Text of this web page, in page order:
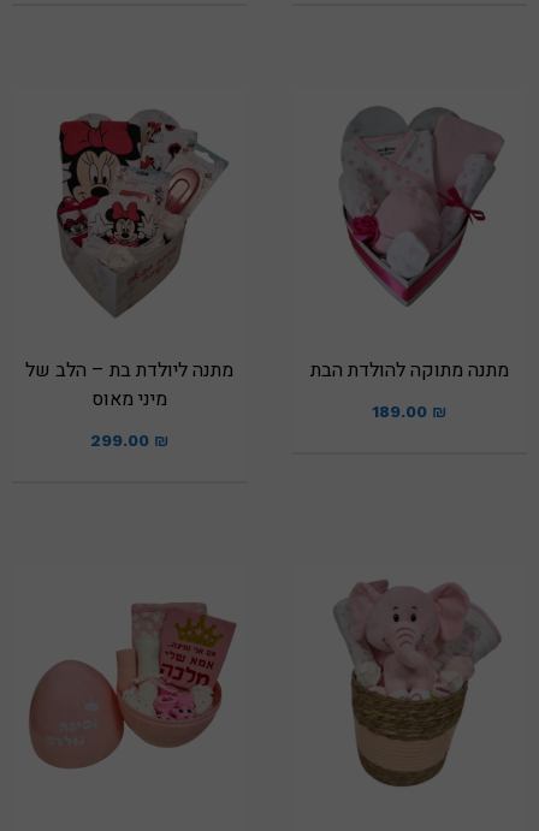
מתנה מתוקה להולדת הבת
189.00 ₪
מתנה ליולדת בת – הלב של
מיני מאוס
299.00 ₪